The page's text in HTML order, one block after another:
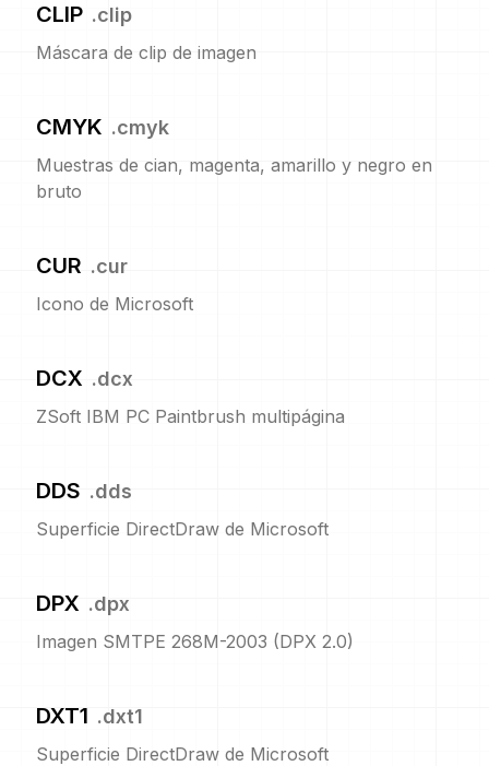
CLIP .clip
Máscara de clip de imagen
CMYK .cmyk
Muestras de cian, magenta, amarillo y negro en
bruto
CUR .cur
Icono de Microsoft
DCX .dcx
ZSoft IBM PC Paintbrush multipágina
DDS .dds
Superficie DirectDraw de Microsoft
DPX .dpx
Imagen SMTPE 268M-2003 (DPX 2.0)
DXT1 .dxt1
Superficie DirectDraw de Microsoft